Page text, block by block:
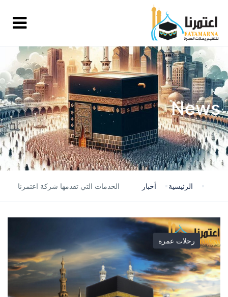
News
الرئيسية أخبار الخدمات التي تقدمها شركة اعتمرنا
رحلات عمرة